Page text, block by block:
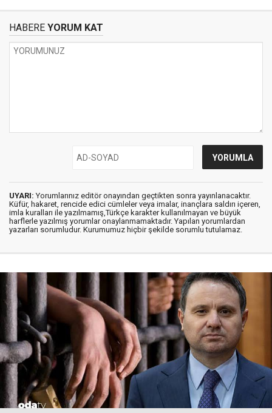
HABERE YORUM KAT
UYARI: Yorumlarınız editör onayından geçtikten sonra yayınlanacaktır.
Küfür, hakaret, rencide edici cümleler veya imalar, inançlara saldırı içeren,
imla kuralları ile yazılmamış,Türkçe karakter kullanılmayan ve büyük
harflerle yazılmış yorumlar onaylanmamaktadır. Yapılan yorumlardan
yazarları sorumludur. Kurumumuz hiçbir şekilde sorumlu tutulamaz.